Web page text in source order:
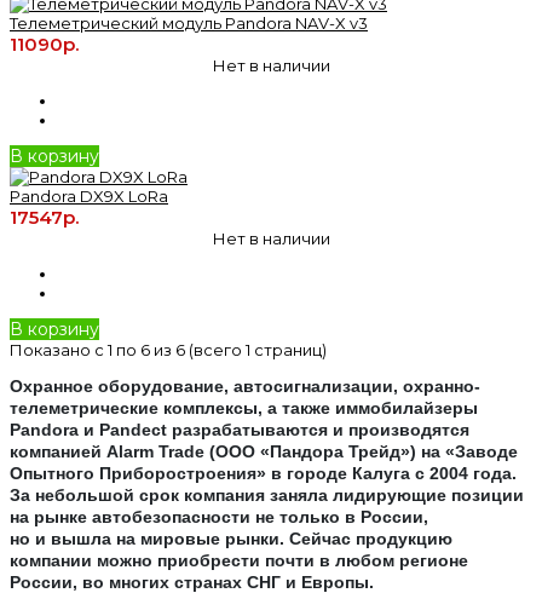
Телеметрический модуль Pandora NAV-X v3
11090р.
Нет в наличии
В корзину
Pandora DX9X LoRa
17547р.
Нет в наличии
В корзину
Показано с 1 по 6 из 6 (всего 1 страниц)
Охранное оборудование, автосигнализации, охранно-
телеметрические комплексы, а также иммобилайзеры
Pandora и Pandect разрабатываются и производятся
компанией Alarm Trade (ООО «Пандора Трейд») на «Заводе
Опытного Приборостроения» в городе Калуга с 2004 года.
За небольшой срок компания заняла лидирующие позиции
на рынке автобезопасности не только в России,
но и вышла на мировые рынки. Сейчас продукцию
компании можно приобрести почти в любом регионе
России, во многих странах СНГ и Европы.